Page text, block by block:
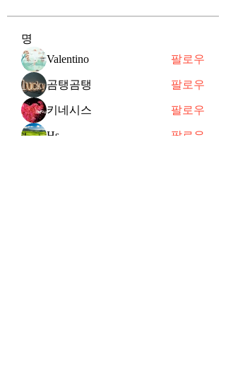
명
Valentino 팔로우
곰탱곰탱 팔로우
키네시스 팔로우
Hs 팔로우